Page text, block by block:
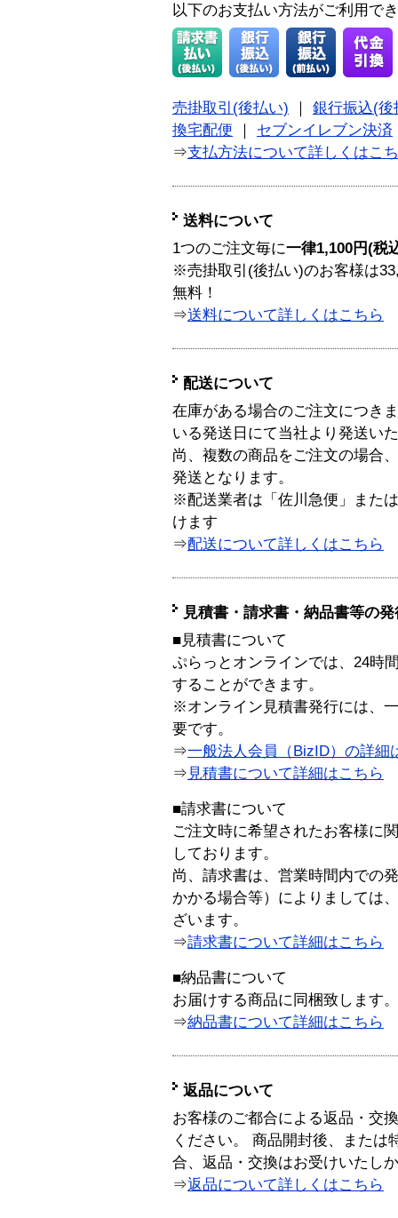
以下のお支払い方法がご利用で
売掛取引(後払い) ｜ 銀行振込(後
換宅配便 ｜ セブンイレブン決済
⇒支払方法について詳しくはこ
送料について
1つのご注文毎に一律1,100円(税
※売掛取引(後払い)のお客様は
無料！
⇒送料について詳しくはこちら
配送について
在庫がある場合のご注文につき
いる発送日にて当社より発送い
尚、複数の商品をご注文の場合
発送となります。
※配送業者は「佐川急便」また
けます
⇒配送について詳しくはこちら
見積書・請求書・納品書等の
■見積書について
ぷらっとオンラインでは、24時
することができます。
※オンライン見積書発行には、
要です。
⇒一般法人会員（BizID）の詳細
⇒ 見積書について詳細はこちら
■請求書について
ご注文時に希望されたお客様に
しております。
尚、請求書は、営業時間内での
かかる場合等）によりましては
ざいます。
⇒請求書について詳細はこちら
■納品書について
お届けする商品に同梱致します。
⇒納品書について詳細はこちら
返品について
お客様のご都合による返品・交
ください。 商品開封後、または
合、返品・交換はお受けいたし
⇒返品について詳しくはこちら